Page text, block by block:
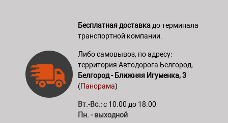
Бесплатная доставка до терминала
транспортной компании.
Либо самовывоз, по адресу:
территория Автодорога Белгород,
Белгород - Ближняя Игуменка, 3
(Панорама)
Вт.-Вс.:с 10.00 до 18.00
Пн. - выходной